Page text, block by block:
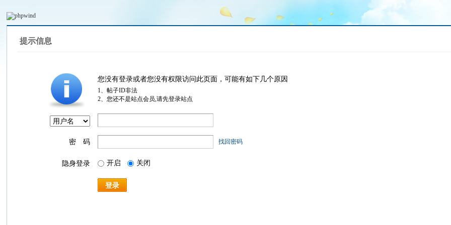
提示信息
您没有登录或者您没有权限访问此页面，可能有如下几个原因
1、帖子ID非法
2、您还不是站点会员,请先登录站点
密 码 找回密码
隐身登录 开启 关闭
登录